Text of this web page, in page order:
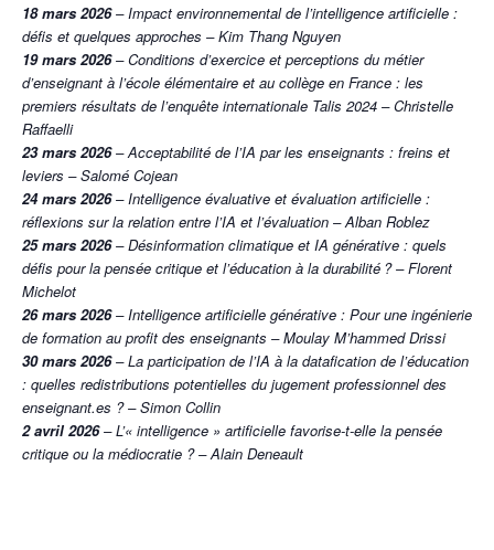
18 mars 2026– Impact environnemental de l’intelligence artificielle :
défis et quelques approches – Kim Thang Nguyen
19 mars 2026– Conditions d’exercice et perceptions du métier
d’enseignant à l’école élémentaire et au collège en France : les
premiers résultats de l’enquête internationale Talis 2024 – Christelle
Raffaelli
23 mars 2026– Acceptabilité de l’IA par les enseignants : freins et
leviers – Salomé Cojean
24 mars 2026– Intelligence évaluative et évaluation artificielle :
réflexions sur la relation entre l’IA et l’évaluation – Alban Roblez
25 mars 2026– Désinformation climatique et IA générative : quels
défis pour la pensée critique et l’éducation à la durabilité ? – Florent
Michelot
26 mars 2026– Intelligence artificielle générative : Pour une ingénierie
de formation au profit des enseignants – Moulay M’hammed Drissi
30 mars 2026– La participation de l’IA à la datafication de l’éducation
: quelles redistributions potentielles du jugement professionnel des
enseignant.es ? – Simon Collin
2 avril 2026– L’« intelligence » artificielle favorise-t-elle la pensée
critique ou la médiocratie ? – Alain Deneault